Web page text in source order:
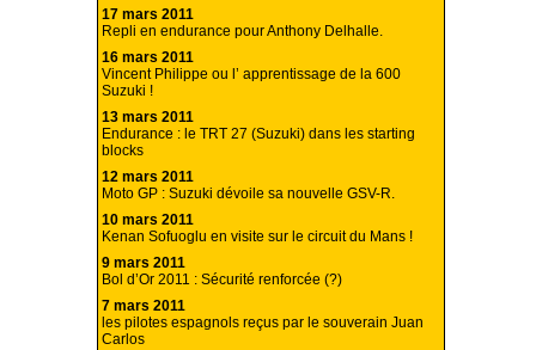
17 mars 2011
Repli en endurance pour Anthony Delhalle.
16 mars 2011
Vincent Philippe ou l’ apprentissage de la 600
Suzuki !
13 mars 2011
Endurance : le TRT 27 (Suzuki) dans les starting
blocks
12 mars 2011
Moto GP : Suzuki dévoile sa nouvelle GSV-R.
10 mars 2011
Kenan Sofuoglu en visite sur le circuit du Mans !
9 mars 2011
Bol d’Or 2011 : Sécurité renforcée (?)
7 mars 2011
les pilotes espagnols reçus par le souverain Juan
Carlos